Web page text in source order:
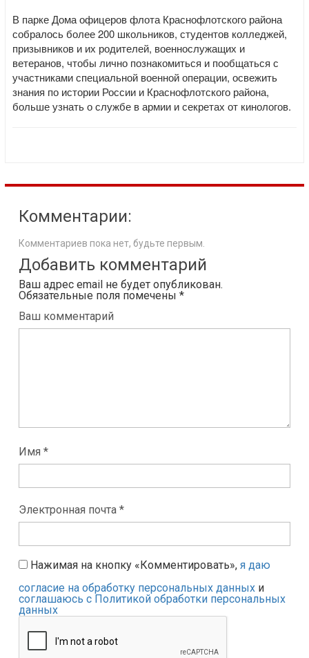
В парке Дома офицеров флота Краснофлотского района
собралось более 200 школьников, студентов колледжей,
призывников и их родителей, военнослужащих и
ветеранов, чтобы лично познакомиться и пообщаться с
участниками специальной военной операции, освежить
знания по истории России и Краснофлотского района,
больше узнать о службе в армии и секретах от кинологов.
Комментарии:
Комментариев пока нет, будьте первым.
Добавить комментарий
Ваш адрес email не будет опубликован.
Обязательные поля помечены *
Ваш комментарий
Имя *
Электронная почта *
Нажимая на кнопку «Комментировать», я даю
согласие на обработку персональных данных и
соглашаюсь с Политикой обработки персональных
данных